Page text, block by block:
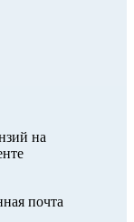
на
почта